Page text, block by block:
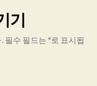
기
필수 필드는*로 표시됩